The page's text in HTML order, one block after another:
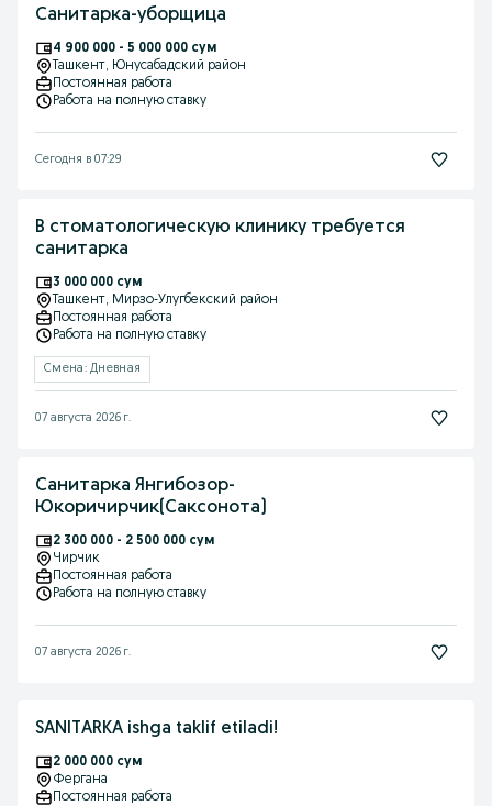
Санитарка-уборщица
4 900 000 - 5 000 000 сум
Ташкент, Юнусабадский район
Постоянная работа
Работа на полную ставку
Сегодня в 07:29
В стоматологическую клинику требуется
санитарка
3 000 000 сум
Ташкент, Мирзо-Улугбекский район
Постоянная работа
Работа на полную ставку
Смена: Дневная
07 августа 2026 г.
Санитарка Янгибозор-
Юкоричирчик(Саксонота)
2 300 000 - 2 500 000 сум
Чирчик
Постоянная работа
Работа на полную ставку
07 августа 2026 г.
SANITARKA ishga taklif etiladi!
2 000 000 сум
Фергана
Постоянная работа